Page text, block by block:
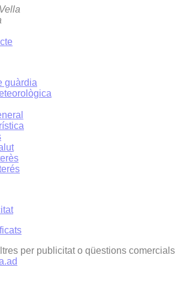
guàrdia
per publicitat o qüestions comercials